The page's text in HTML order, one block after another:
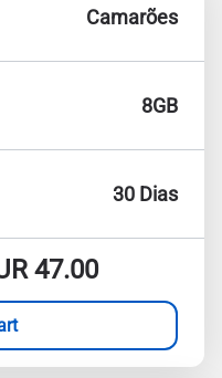
Camarões
8GB
30 Dias
47.00